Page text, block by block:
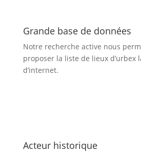
Grande base de données
Notre recherche active nous
proposer la liste de lieux d’urbex
d’internet.
Acteur historique